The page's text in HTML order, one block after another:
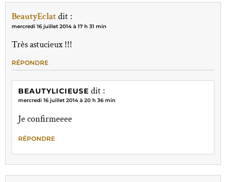
BeautyEclatdit :
mercredi 16 juillet 2014 à 17 h 31 min
Très astucieux !!!
RÉPONDRE
BEAUTYLICIEUSE dit :
mercredi 16 juillet 2014 à 20 h 36 min
Je confirmeeee
RÉPONDRE